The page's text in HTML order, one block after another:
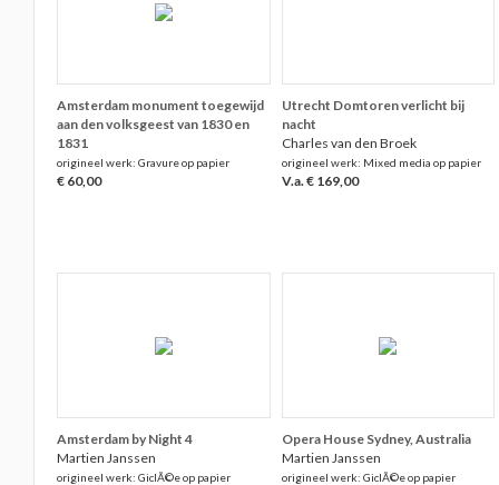
Amsterdam monument toegewijd
aan den volksgeest van 1830 en
1831
origineel werk: Gravure op papier
€ 60,00
Utrecht Domtoren verlicht bij
nacht
Charles van den Broek
origineel werk: Mixed media op papier
V.a. € 169,00
Amsterdam by Night 4
Martien Janssen
origineel werk: GiclÃ©e op papier
Opera House Sydney, Australia
Martien Janssen
origineel werk: GiclÃ©e op papier